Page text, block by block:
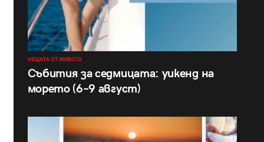
НЕЩАТА ОТ ЖИВОТА
Събития за седмицата: уикенд на
морето (6–9 август)